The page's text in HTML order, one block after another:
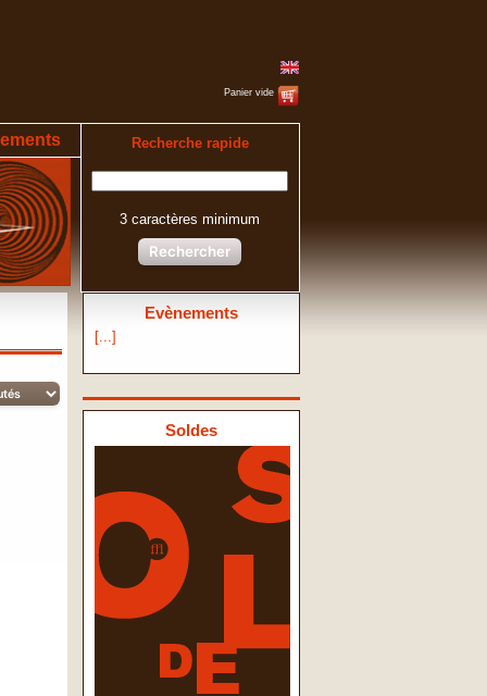
Panier vide
Recherche rapide
3 caractères minimum
Rechercher
Evènements
[...]
Soldes